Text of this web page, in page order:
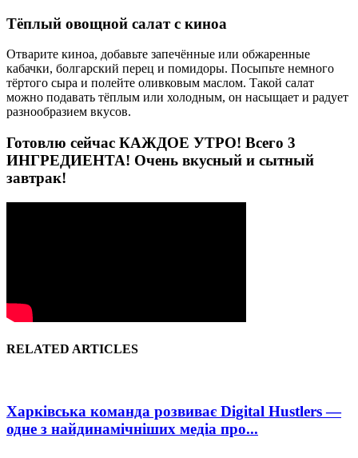
Тёплый овощной салат с киноа
Отварите киноа, добавьте запечённые или обжаренные
кабачки, болгарский перец и помидоры. Посыпьте немного
тёртого сыра и полейте оливковым маслом. Такой салат
можно подавать тёплым или холодным, он насыщает и радует
разнообразием вкусов.
Готовлю сейчас КАЖДОЕ УТРО! Всего 3
ИНГРЕДИЕНТА! Очень вкусный и сытный
завтрак!
RELATED ARTICLES
Харківська команда розвиває Digital Hustlers —
одне з найдинамічніших медіа про...